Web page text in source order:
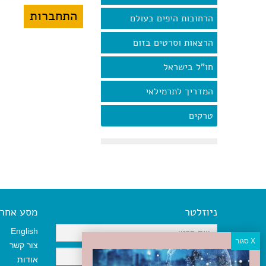
הרחובות היפים בעולם
הרצאות וסרטים בזום
חו"ל בישראל
המדריך לתרמילאי
טרקים
ניוזלטר מסע אחר
English
צור קשר
אודות